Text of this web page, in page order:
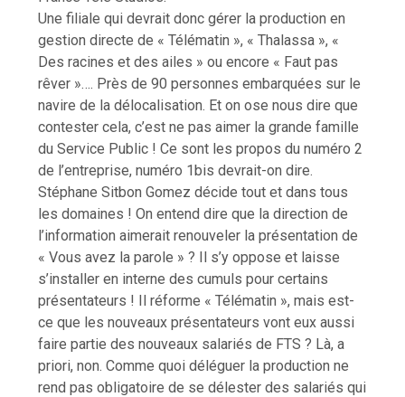
Une filiale qui devrait donc gérer la production en
gestion directe de « Télématin », « Thalassa », «
Des racines et des ailes » ou encore « Faut pas
rêver »…. Près de 90 personnes embarquées sur le
navire de la délocalisation. Et on ose nous dire que
contester cela, c’est ne pas aimer la grande famille
du Service Public ! Ce sont les propos du numéro 2
de l’entreprise, numéro 1bis devrait-on dire.
Stéphane Sitbon Gomez décide tout et dans tous
les domaines ! On entend dire que la direction de
l’information aimerait renouveler la présentation de
« Vous avez la parole » ? Il s’y oppose et laisse
s’installer en interne des cumuls pour certains
présentateurs ! Il réforme « Télématin », mais est-
ce que les nouveaux présentateurs vont eux aussi
faire partie des nouveaux salariés de FTS ? Là, a
priori, non. Comme quoi déléguer la production ne
rend pas obligatoire de se délester des salariés qui